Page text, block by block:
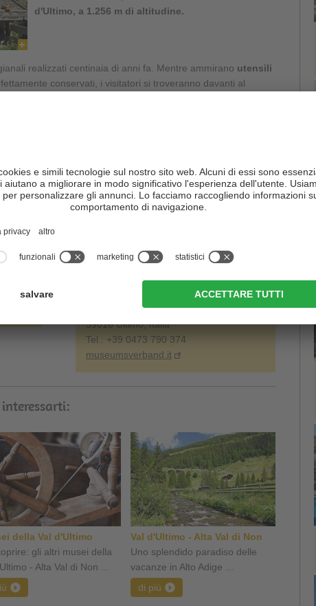
d'Ultimo, a 1.256 m di altitudine.
realizzati centinaia di anni fa. Mentre ammirano utensili
conservati, i visitatori si troveranno davanti al
da museo riportati in vita da un artigianato popolare
piccola esposizione, ospitata in un ambiente gradevole ed
visita anche solo per ammirarne le bellissime e suggestive
con pannelli in legno("Bauernstube" in tedesco), le
vero e proprio itinerario nel passato, dove visitatori potranno
struttura: nel 1969 il
- l'inaugurazione avviene nel 1973.
San Nicolò 107
39016 Ultimo, Italia
Tel.: +39 0473 790 374
museumsverband.it
della Val d'Ultimo
gli altri musei della
- Alta Val di Non ...
Val d'Ultimo - Alta Val di Non
Uno splendido paradiso delle
vacanze in Alto Adige ...
di più